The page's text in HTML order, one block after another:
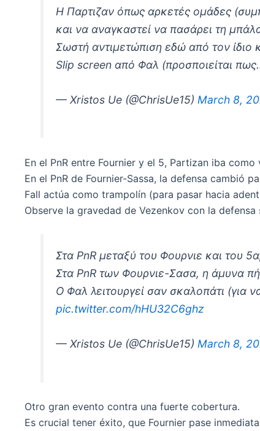
Η Παρτιζαν όπως αρκετές ομάδες
και να αναγκαστεί να πασάρει τη
Σωστή αντιμετώπιση εδώ από τον
Slip screen από Φαλ (προσποιείται
— Xristos Ue (@ChrisUe15)March 8,
En el PnR entre Fournier y el 5, Partizan iba
En el PnR de Fournier-Sassa, la defensa cambió
Fall actúa como trampolín (para pasar hacia
Observe la gravedad de Vezenkov con la
Στα PnR μεταξύ του Φουρνιε και του
Στα PnR των Φουρνιε-Σασα, η άμυνα
Ο Φαλ λειτουργεί σαν σκαλοπάτι (για
pic.twitter.com/hHU32C6ghz
— Xristos Ue (@ChrisUe15)March 8,
Otro gran evento contra una fuerte cobertura.
Es crucial tener éxito, que Fournier pase